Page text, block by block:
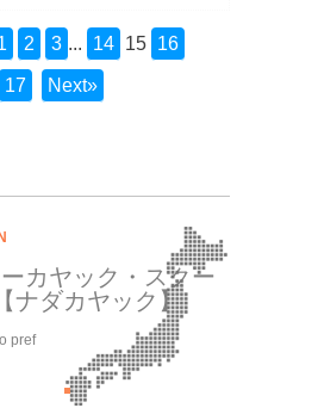
2 3 ... 14 15 16
17 Next»
カヤック・スクー
ナダカヤック】
pref